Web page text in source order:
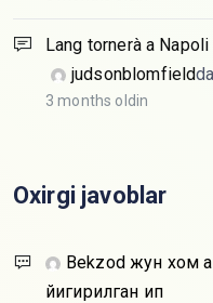
Lang tornerà a
judsonblomfield
3 months oldin
Oxirgi javoblar
Bekzod жун хом
йигирилган ип